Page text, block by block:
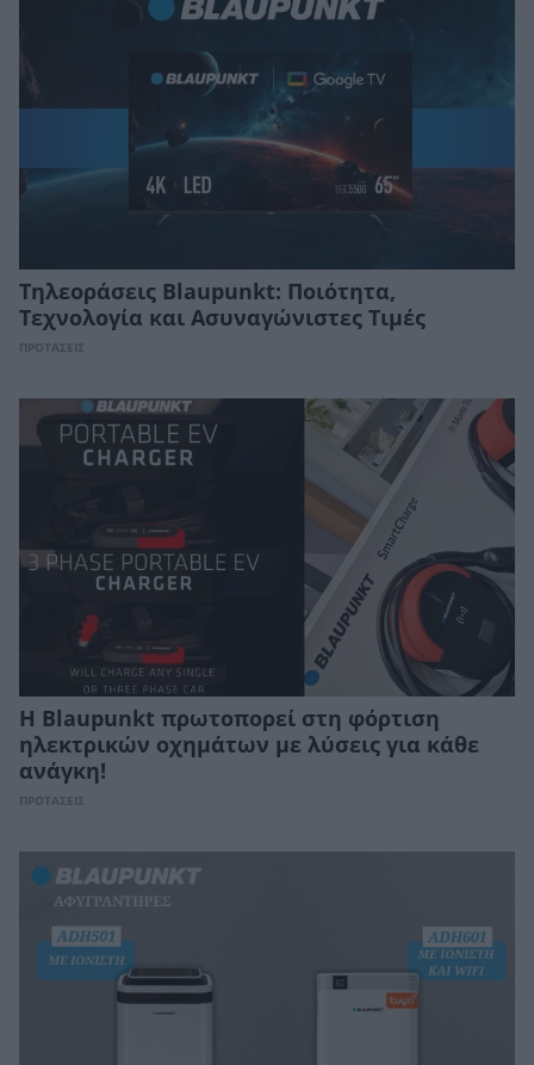
Τηλεοράσεις Blaupunkt: Ποιότητα,
Τεχνολογία και Ασυναγώνιστες Τιμές
ΠΡΟΤΑΣΕΙΣ
Η Blaupunkt πρωτοπορεί στη φόρτιση
ηλεκτρικών οχημάτων με λύσεις για κάθε
ανάγκη!
ΠΡΟΤΑΣΕΙΣ